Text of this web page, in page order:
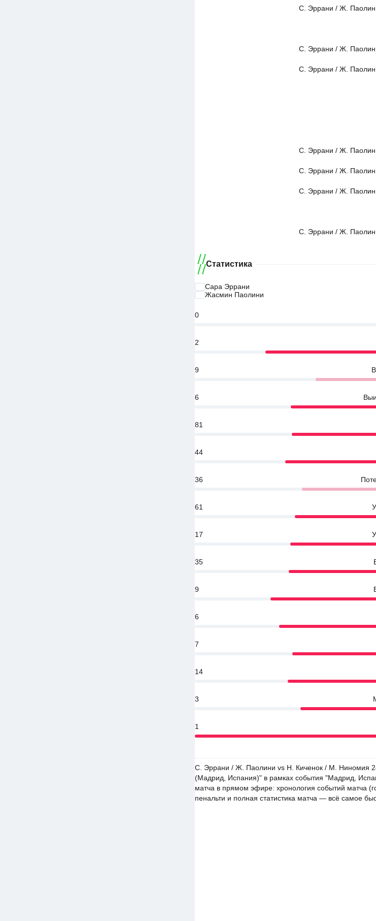
С. Эррани / Ж.
С. Эррани / Ж.
С. Эррани / Ж.
С. Эррани / Ж.
С. Эррани / Ж.
С. Эррани / Ж.
С. Эррани / Ж.
Статистика
Сара Эррани
Жасмин Паолини
0
2
9
6
81
44
36
61
17
35
9
6
7
14
3
1
С. Эррани / Ж. Паолини vs Н. Киченок / М. Ниномия
(Мадрид, Испания)" в рамках события "Мадрид,
матча в прямом эфире: хронология событий матча
пенальти и полная статистика матча — всё самое